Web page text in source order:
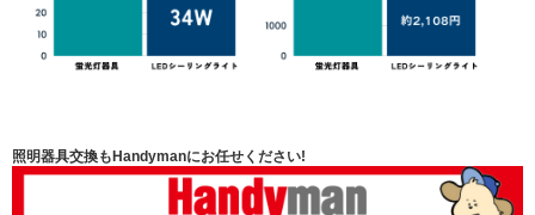
照明器具交換もHandymanにお任せください!